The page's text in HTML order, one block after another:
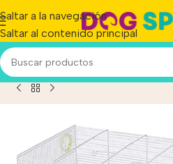
Saltar a la navegación
Saltar al contenido principal
Para Hamster Ferplast Milos